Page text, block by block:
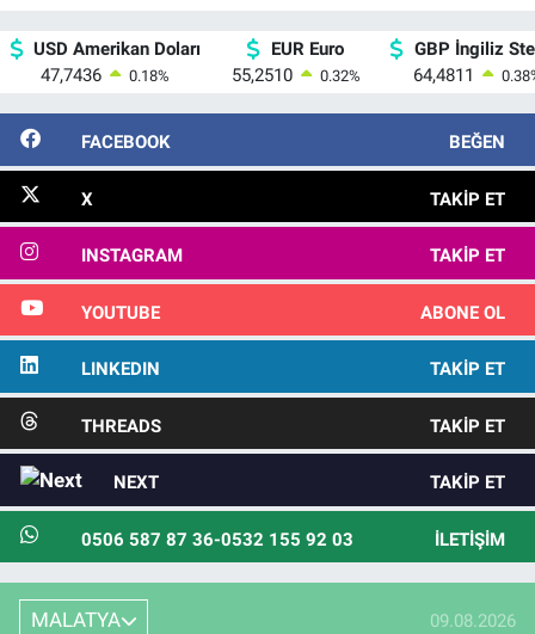
USD Amerikan Doları
47,7436
0.18%
EUR Euro
55,2510
0.32%
GBP İngiliz
64,4811
0.38
FACEBOOK BEĞEN
X TAKIP ET
INSTAGRAM TAKIP ET
YOUTUBE ABONE OL
LINKEDIN TAKIP ET
THREADS TAKIP ET
NEXT TAKIP ET
0506 587 87 36-0532 155 92 03 İLETIŞIM
MALATYA 09.08.2026